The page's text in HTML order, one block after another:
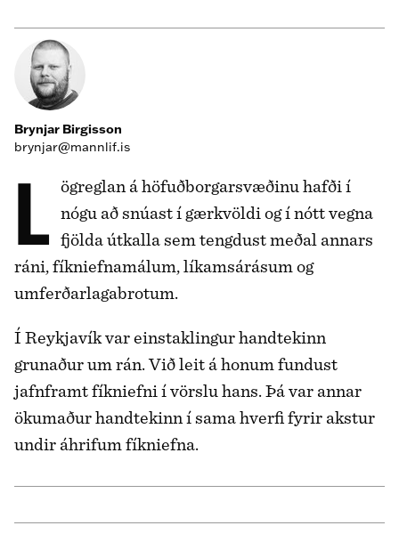
Brynjar Birgisson
brynjar@mannlif.is
Lögreglan á höfuðborgarsvæðinu hafði í nógu að snúast í gærkvöldi og í nótt vegna
fjölda útkalla sem tengdust meðal annars
ráni, fíkniefnamálum, líkamsárásum og
umferðarlagabrotum.
Í Reykjavík var einstaklingur handtekinn
grunaður um rán. Við leit á honum fundust
jafnframt fíkniefni í vörslu hans. Þá var annar
ökumaður handtekinn í sama hverfi fyrir akstur
undir áhrifum fíkniefna.